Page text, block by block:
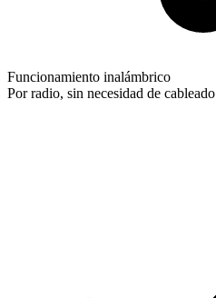
Funcionamiento inalámbrico
Por radio, sin necesidad de cableado